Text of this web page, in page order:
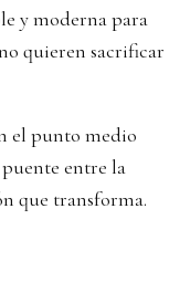
y moderna para
quieren sacrificar
el punto medio
entre la
que transforma.